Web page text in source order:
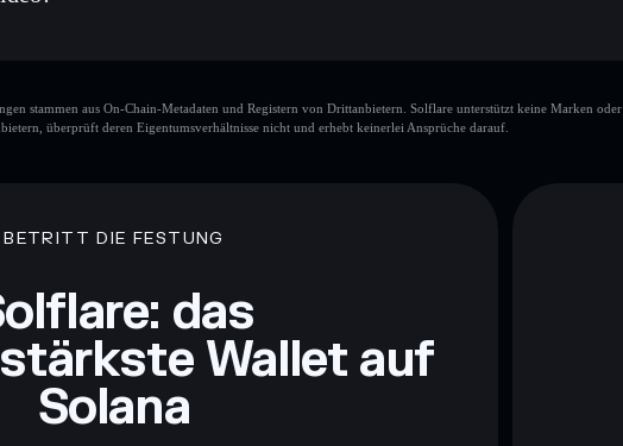
stammen aus On-Chain-Metadaten und Registern von Drittanbietern. Solflare unterstützt keine Marken oder
überprüft deren Eigentumsverhältnisse nicht und erhebt keinerlei Ansprüche darauf.
BETRITT DIE FESTUNG
das
Wallet auf
Solana